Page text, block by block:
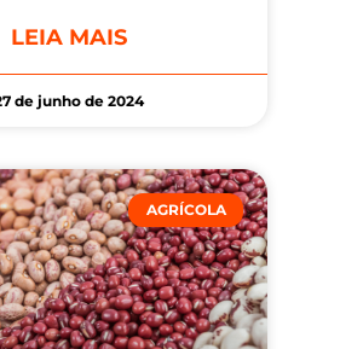
LEIA MAIS
de junho de 2024
AGRÍCOLA